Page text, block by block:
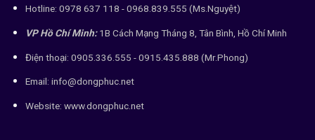
Hotline: 0978 637 118 - 0968.839.555 (Ms.Nguyệt)
VP Hồ Chí Minh:1B Cách Mạng Tháng 8, Tân Bình, Hồ Chí Minh
Điện thoại: 0905.336.555 - 0915.435.888 (Mr.Phong)
Email: info@dongphuc.net
Website: www.dongphuc.net